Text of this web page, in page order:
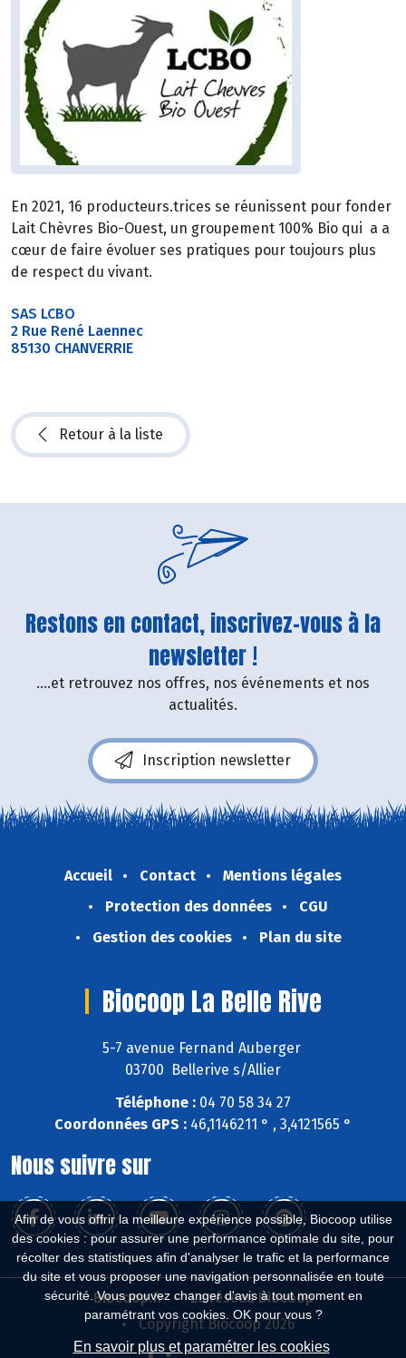
Afin de vous offrir la meilleure expérience possible, Biocoop utilise
des cookies : pour assurer une performance optimale du site, pour
récolter des statistiques afin d'analyser le trafic et la performance
du site et vous proposer une navigation personnalisée en toute
sécurité. Vous pouvez changer d'avis à tout moment en
paramétrant vos cookies. OK pour vous ?
En savoir plus et paramétrer les cookies
En 2021, 16 producteurs.trices se réunissent pour fonder
Lait Chèvres Bio-Ouest, un groupement 100% Bio qui a a
cœur de faire évoluer ses pratiques pour toujours plus
de respect du vivant.
SAS LCBO
2 Rue René Laennec
85130 CHANVERRIE
Retour à la liste
Restons en contact, inscrivez-vous à la
newsletter !
....et retrouvez nos offres, nos événements et nos
actualités.
Inscription newsletter
Accueil Contact
Mentions légales
Protection des données
CGU
Gestion des cookies
Plan du site
Biocoop La Belle Rive
5-7 avenue Fernand Auberger
03700 Bellerive s/Allier
Téléphone : 04 70 58 34 27
Coordonnées GPS : 46,1146211 ° , 3,4121565 °
Nous suivre sur
Biocoop.fr
Le réseau Biocoop
Copyright Biocoop 2026